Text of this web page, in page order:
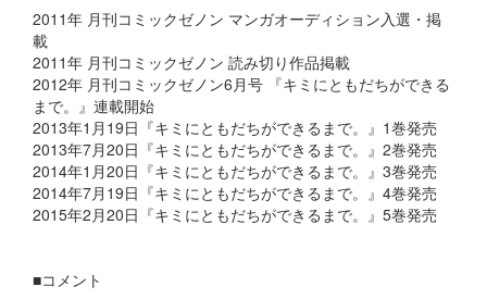
2011年 月刊コミックゼノン マンガオーディション入選・掲
載
2011年 月刊コミックゼノン 読み切り作品掲載
2012年 月刊コミックゼノン6月号 『キミにともだちができる
まで。』連載開始
2013年1月19日『キミにともだちができるまで。』1巻発売
2013年7月20日『キミにともだちができるまで。』2巻発売
2014年1月20日『キミにともだちができるまで。』3巻発売
2014年7月19日『キミにともだちができるまで。』4巻発売
2015年2月20日『キミにともだちができるまで。』5巻発売
■コメント